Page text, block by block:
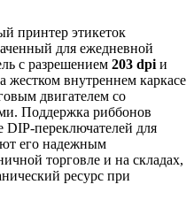
принтер этикеток
для ежедневной
с разрешением 203 dpi и
жестком внутреннем каркасе
двигателем со
Поддержка риббонов
переключателей для
его надежным
торговле и на складах,
ресурс при